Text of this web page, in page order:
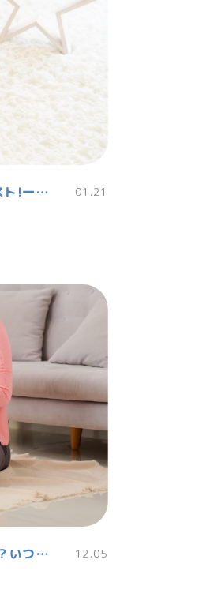
ハーフバースデー何をする？お祝いおすすめリスト!一生の思い出に 01.21
ママの出産入院準備リスト!あって良かった物は？いつまでに用意する？ 12.05